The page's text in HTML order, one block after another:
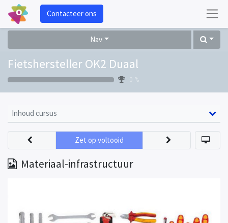
Contacteer ons
Nav
Fietshersteller OK2 Duaal
0 %
Inhoud cursus
Materiaal-infrastructuur
Zet op voltooid